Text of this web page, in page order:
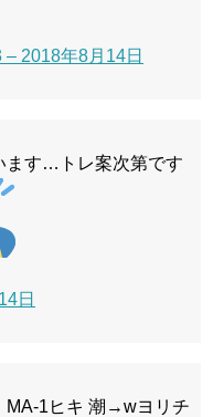
– 2018年8月14日
ます…トレ案次第です
日
MA-1ヒキ 潮→wヨリチ